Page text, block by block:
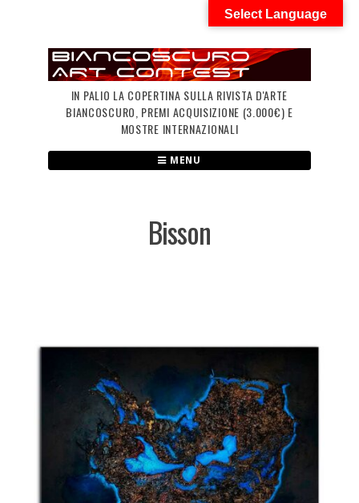
IN PALIO LA COPERTINA SULLA RIVISTA D'ARTE
BIANCOSCURO, PREMI ACQUISIZIONE (3.000€) E
MOSTRE INTERNAZIONALI
MENU
Bisson
Select Language